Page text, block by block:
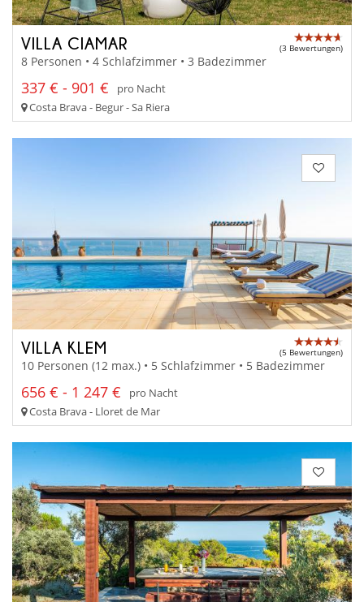
VILLA CIAMAR (3 Bewertungen)
8 Personen • 4 Schlafzimmer • 3 Badezimmer
337 € - 901 €
pro Nacht
Costa Brava - Begur - Sa Riera
VILLA KLEM (5 Bewertungen)
10 Personen (12 max.) • 5 Schlafzimmer • 5 Badezimmer
656 € - 1 247 €
pro Nacht
Costa Brava - Lloret de Mar